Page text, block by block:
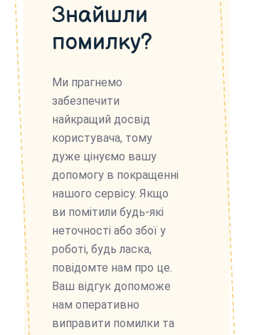
Знайшли
помилку?
Ми прагнемо
забезпечити
найкращий досвід
користувача, тому
дуже цінуємо вашу
допомогу в покращенні
нашого сервісу. Якщо
ви помітили будь-які
неточності або збої у
роботі, будь ласка,
повідомте нам про це.
Ваш відгук допоможе
нам оперативно
виправити помилки та